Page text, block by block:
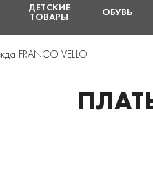
ДЕТСКИЕ
ТОВАРЫ ОБУВЬ
FRANCO VELLO